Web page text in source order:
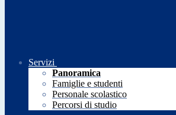
Servizi
Panoramica
Famiglie e studenti
Personale scolastico
Percorsi di studio